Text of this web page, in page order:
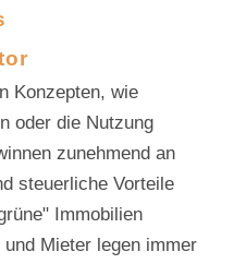
Konzepten, wie
oder die Nutzung
zunehmend an
steuerliche Vorteile
Immobilien
Mieter legen immer